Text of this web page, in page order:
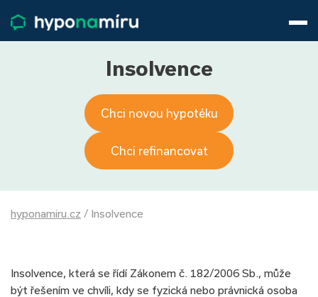
Životní pojištění
Pojištění nemovitosti
O nás
800 688 388
Přihlásit
Insolvence
Chci novou hypotéku
Chci refinancovat
hyponamiru.cz / Insolvence
Insolvence, která se řídí Zákonem č. 182/2006 Sb., může
být řešením ve chvíli, kdy se fyzická nebo právnická osoba